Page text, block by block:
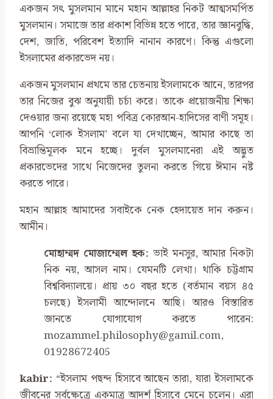
একজন সৎ মুসলমান মানে মহান আল্লাহর নিকট আত্মসমর্পিত
মুসলমান। সমাজে তার প্রকাশ বিভিন্ন হতে পারে, তার জ্ঞানবুদ্ধি,
দেশ, জাতি, পরিবেশ ইত্যাদি নানান কারণে। কিন্তু এগুলো
ইসলামের প্রকারভেদ নয়।
একজন মুসলমান প্রথমে তার চেতনায় ইসলামকে আনে, তারপর
তার নিজের বুঝ অনুযায়ী চর্চা করে। তাকে প্রয়োজনীয় শিক্ষা
দেওয়ার জন্য রয়েছে মহা পবিত্র কোরআন-হাদিসের বাণী সমূহ।
আপনি ‘লোক ইসলাম’ বলে যা দেখাচ্ছেন, আমার কাছে তা
বিভ্রান্তিমূলক মনে হচ্ছে। দুর্বল মুসলমানেরা এই অদ্ভুত
প্রকারভেদের সাথে নিজেদের তুলনা করতে গিয়ে ঈমান নষ্ট
করতে পারে।
মহান আল্লাহ আমাদের সবাইকে নেক হেদায়েত দান করুন।
আমীন।
মোহাম্মদ মোজাম্মেল হক: ভাই মনসুর, আমার নিকটা
নিক নয়, আসল নাম। যেমনটি লেখা। থাকি চট্টগ্রাম
বিশ্ববিদ্যালয়ে। প্রায় ৩০ বছর হতে (বর্তমান বয়স ৪৫
চলছে) ইসলামী আন্দোলনে আছি। আরও বিস্তারিত
জানতে যোগাযোগ করতে পারেন:
mozammel.philosophy@gamil.com,
01928672405
kabir: “ইসলাম পছন্দ হিসাবে আছেন তারা, যারা ইসলামকে
জীবনের সর্বক্ষেত্রে একমাত্র আদর্শ হিসাবে মেনে চলেন। এরা